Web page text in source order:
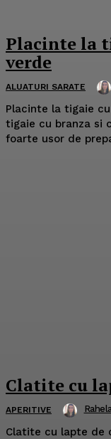
Placinte la
verde
ALUATURI SARATE
Placinte la tigaie
tigaie cu branza si
foarte usor de
Clatite cu
APERITIVE
Clatite cu lapte de